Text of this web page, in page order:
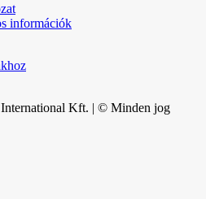
információk
Kft. | © Minden jog